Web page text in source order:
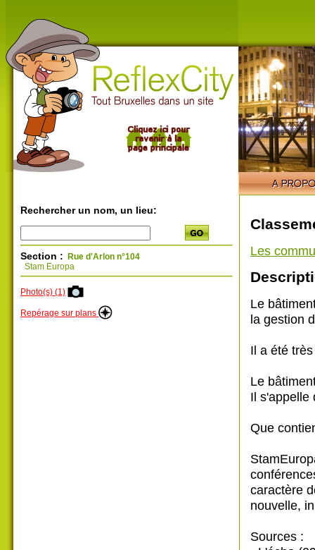
Rechercher un nom, un lieu:
Section : Rue d'Arlon n°104
Stam Europa
Photo(s) (1)
Repérage sur plans
Les
Le
la gestion
Il a été
Le
Il s'appelle
Que
caractère
nouvelle,
Sources :